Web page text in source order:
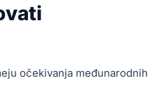
očekivanja međunarodnih